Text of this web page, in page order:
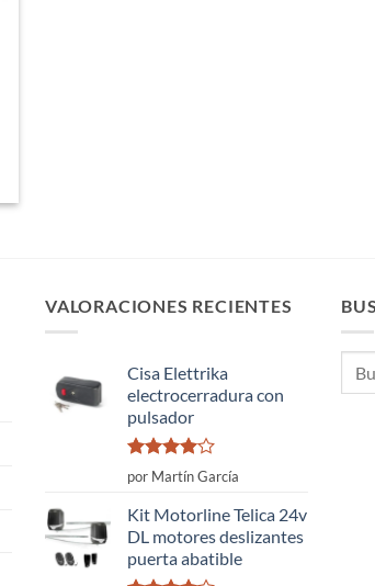
VALORACIONES RECIENTES
Cisa Elettrika
electrocerradura con
pulsador
Valorado
con
5
por Martín García
Kit Motorline Telica 24v
DL motores deslizantes
puerta abatible